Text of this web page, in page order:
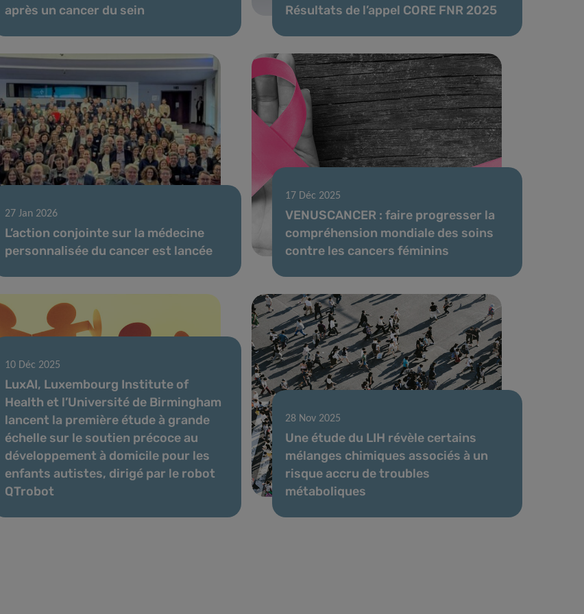
après un cancer du sein
Résultats de l’appel CORE FNR 2025
27 Jan 2026
L’action conjointe sur la médecine
personnalisée du cancer est lancée
17 Déc 2025
VENUSCANCER : faire progresser la
compréhension mondiale des soins
contre les cancers féminins
10 Déc 2025
LuxAI, Luxembourg Institute of
Health et l’Université de Birmingham
lancent la première étude à grande
échelle sur le soutien précoce au
développement à domicile pour les
enfants autistes, dirigé par le robot
QTrobot
28 Nov 2025
Une étude du LIH révèle certains
mélanges chimiques associés à un
risque accru de troubles
métaboliques